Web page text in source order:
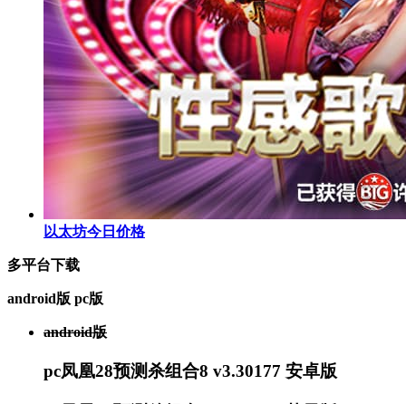
以太坊今日价格
多平台下载
android版 pc版
android版
pc凤凰28预测杀组合8 v3.30177 安卓版